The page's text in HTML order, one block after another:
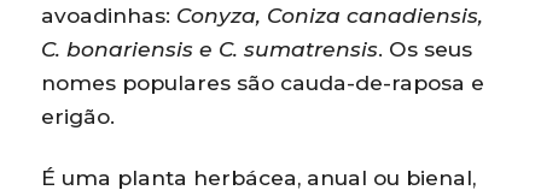
avoadinhas: Conyza, Coniza canadiensis,
C. bonariensis e C. sumatrensis. Os seus
nomes populares são cauda-de-raposa e
erigão.
É uma planta herbácea, anual ou bienal,